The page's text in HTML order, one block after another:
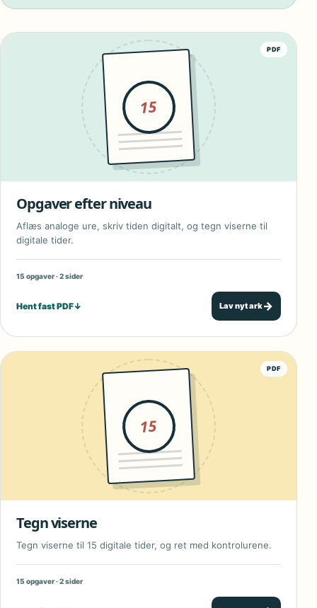
PDF
15
Opgaver efter niveau
Aflæs analoge ure, skriv tiden digitalt, og tegn viserne til
digitale tider.
15 opgaver · 2 sider
Hent fast PDF↓ Lav nyt ark→
PDF
15
Tegn viserne
Tegn viserne til 15 digitale tider, og ret med kontrolurene.
15 opgaver · 2 sider